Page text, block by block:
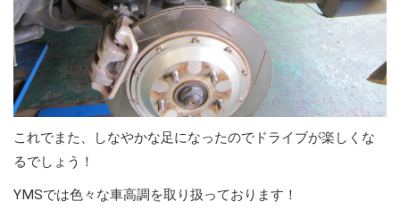
これでまた、しなやかな足になったのでドライブが楽しくな
るでしょう！
YMSでは色々な車高調を取り扱っております！